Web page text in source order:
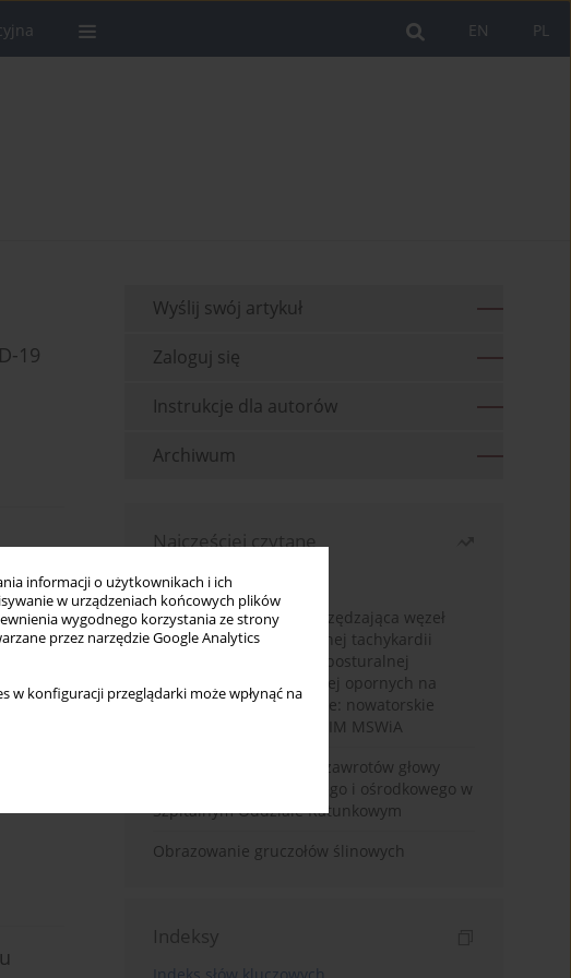
informacji o użytkownikach i ich
w urządzeniach końcowych plików
wygodnego korzystania ze strony
przez narzędzie Google Analytics
w konfiguracji przeglądarki może wpłynąć na
PL
EN
19
w
Wyślij swój artykuł
Zaloguj się
Instrukcje dla autorów
Archiwum
Najczęściej czytane
Miesiąc
Rok
Hybrydowa ablacja oszczędzająca węzeł
zatokowy w nieadekwatnej tachykardii
zatokowej oraz zespole posturalnej
tachykardii ortostatycznej opornych na
leczenie farmakologiczne: nowatorskie
podejście wdrożone w PIM MSWiA
Diagnostyka różnicowa zawrotów głowy
pochodzenia obwodowego i ośrodkowego w
Szpitalnym Oddziale Ratunkowym
Obrazowanie gruczołów ślinowych
Indeksy